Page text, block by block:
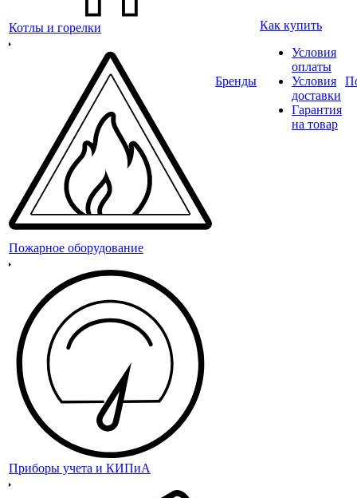
Котлы и горелки
Пожарное оборудование
Приборы учета и КИПиА
Бренды
Как купить
Условия
оплаты
Условия
доставки
Гарантия
на товар